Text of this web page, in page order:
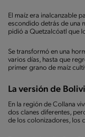
El maíz era inalcanzable
escondido detrás de una
pidió a Quetzalcóatl que
Se transformó en una
varios días, hasta que
primer grano de maíz
La versión de
En la región de Collana
dos clanes diferentes,
de los colonizadores, los